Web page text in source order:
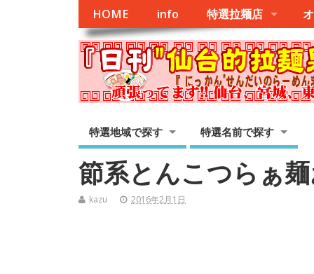
HOME info 特選拉麺店
特選地域で探す 特選名前で探す
節系とんこつらぁ
kazu 2016年2月1日